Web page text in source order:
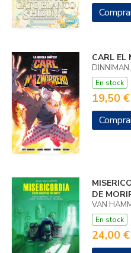
CARL EL
En stock
19,50 €
DE
VAN
En stock
24,00 €